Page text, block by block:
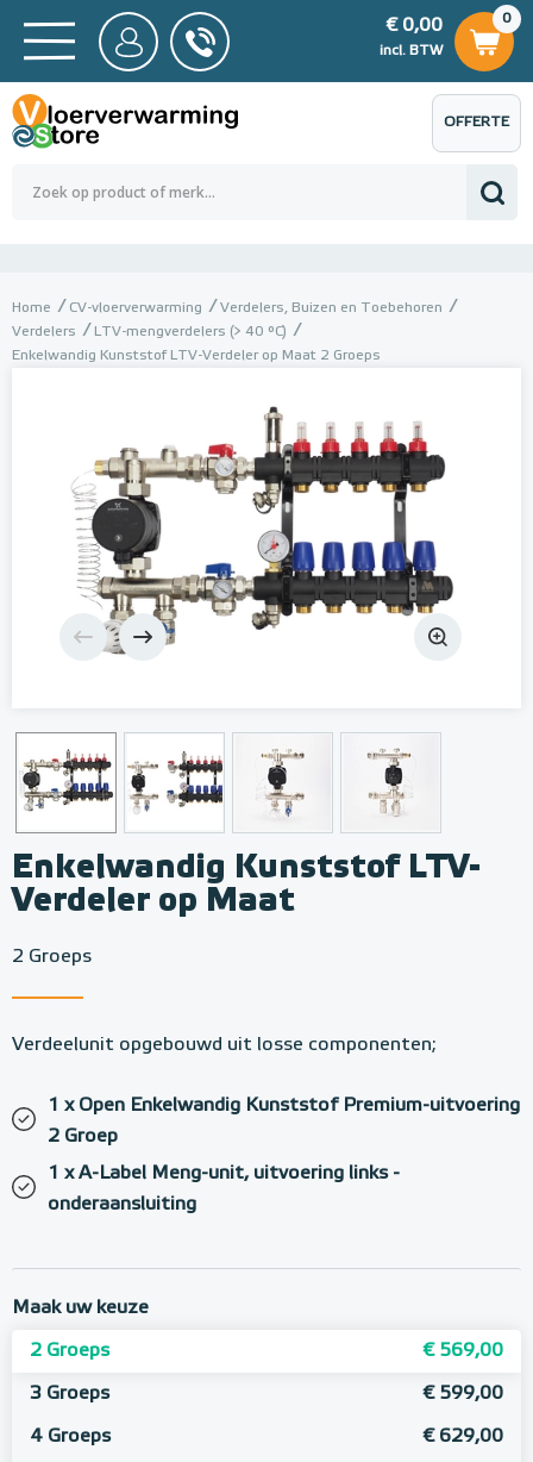
BTW
0,00
0
€ 0,00
incl. BTW
€ 0,00
OFFERTE
AANVRAGEN
Home CV-vloerverwarming
Verdelers, Buizen en Toebehoren
Verdelers
LTV-mengverdelers (> 40 °C)
Enkelwandig Kunststof LTV-Verdeler op Maat 2 Groeps
Enkelwandig Kunststof LTV-
Verdeler op Maat
2 Groeps
Verdeelunit opgebouwd uit losse componenten;
1 x Open Enkelwandig Kunststof Premium-uitvoering
2 Groep
1 x A-Label Meng-unit, uitvoering links -
onderaansluiting
Maak uw keuze
2 Groeps € 569,00
3 Groeps € 599,00
4 Groeps € 629,00